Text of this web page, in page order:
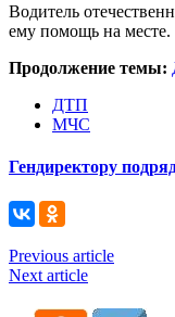
Водитель
ему помощь на месте.
Продолжение темы:
ДТП
МЧС
Гендиректору
Previous article
Next article